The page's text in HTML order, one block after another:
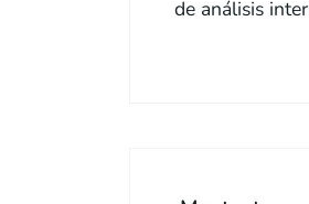
de análisis